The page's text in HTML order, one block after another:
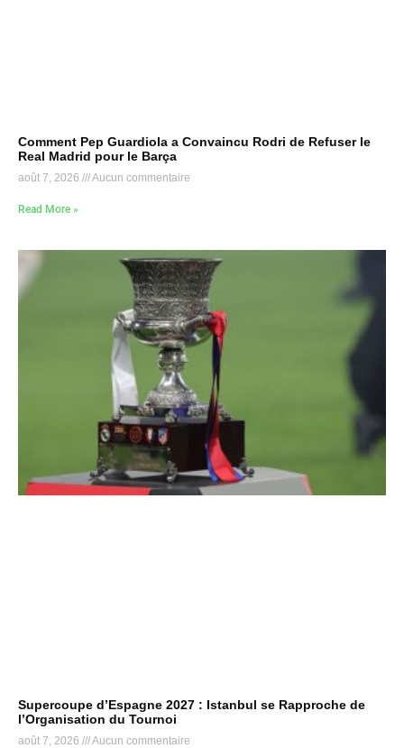
Comment Pep Guardiola a Convaincu Rodri de Refuser le
Real Madrid pour le Barça
août 7, 2026 Aucun commentaire
Read More »
Supercoupe d’Espagne 2027 : Istanbul se Rapproche de
l’Organisation du Tournoi
août 7, 2026 Aucun commentaire